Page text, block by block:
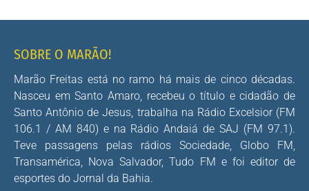
SOBRE O MARÃO!
Marão Freitas está no ramo há mais de cinco décadas.
Nasceu em Santo Amaro, recebeu o título e cidadão de
Santo Antônio de Jesus, trabalha na Rádio Excelsior (FM
106.1 / AM 840) e na Rádio Andaiá de SAJ (FM 97.1).
Teve passagens pelas rádios Sociedade, Globo FM,
Transamérica, Nova Salvador, Tudo FM e foi editor de
esportes do Jornal da Bahia.